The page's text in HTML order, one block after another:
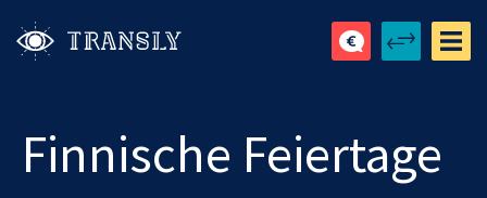
Finnische Feiertage